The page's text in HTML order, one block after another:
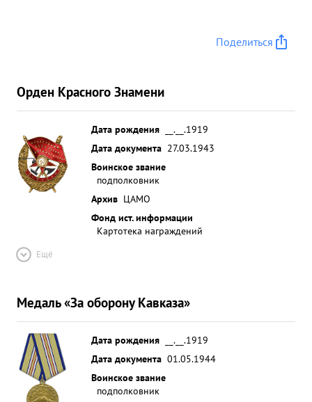
Поделиться
Орден Красного Знамени
Дата рождения
__.__.1919
Дата документа 27.03.1943
Воинское звание
подполковник
Архив ЦАМО
Фонд ист. информации
Картотека награждений
Ещё
Медаль «За оборону Кавказа»
Дата рождения
__.__.1919
Дата документа 01.05.1944
Воинское звание
подполковник